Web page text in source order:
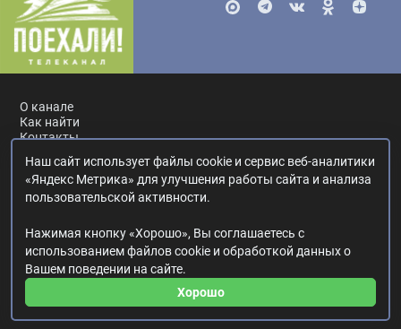
О канале
Как найти
Контакты
Россия, Москва, ул. Ак. Королёва, 19.+7 495 617-55-80
© 2017—2026. Редакция телеканала «Поехали!».
Все права на любые материалы, опубликованные на сайте,
защищены.
Любое использование материалов возможно только с согласия
Наш сайт использует файлы cookie и сервис веб-аналитики
«Яндекс Метрика» для улучшения работы сайта и анализа
пользовательской активности.
Нажимая кнопку «Хорошо», Вы соглашаетесь с
использованием файлов cookie и обработкой данных о
Вашем поведении на сайте.
Хорошо